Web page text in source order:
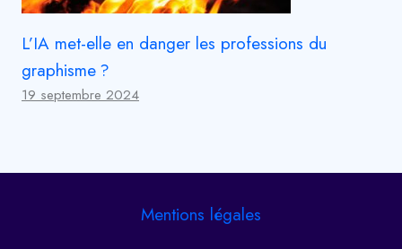
L’IA met-elle en danger les professions du
graphisme ?
19 septembre 2024
Mentions légales